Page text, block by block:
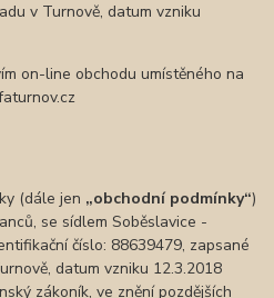
v Turnově, datum vzniku
on-line obchodu umístěného na
(dále jen „obchodní podmínky“)
se sídlem Soběslavice -
číslo: 88639479, zapsané
datum vzniku 12.3.2018
zákoník, ve znění pozdějších